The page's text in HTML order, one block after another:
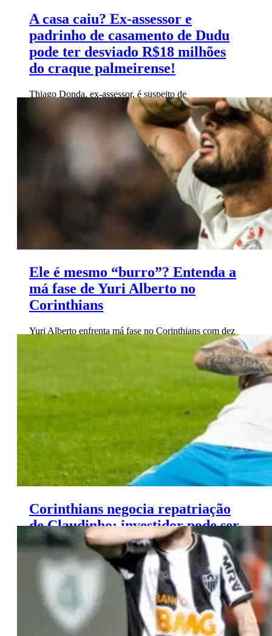
A casa caiu? Ex-assessor e
padrinho de casamento de Dudu
pode ter desviado R$18 milhões
do craque palmeirense!
Thiago Donda, ex-assessor, é suspeito de
movimentações irregulares nas contas, incluindo
assinaturas falsas.
Ele é mesmo “burro”? Entenda a
má fase de Yuri Alberto no
Corinthians
Yuri Alberto enfrenta má fase no Corinthians com dez
jogos sem marcar, polêmicas com o técnico e recusa de
Corinthians negocia repatriação
de Claudinho: investidor pode ser
a chave para o acordo